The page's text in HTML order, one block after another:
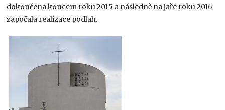
dokončena koncem roku 2015 a následně na jaře roku 2016
započala realizace podlah.